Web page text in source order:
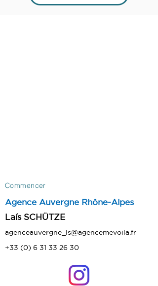
Commencer
Agence Auvergne Rhône-Alpes
​Laís SCHÜTZE
agenceauvergne_ls@agencemevoila.fr
+33 (0) 6 31 33 26 30